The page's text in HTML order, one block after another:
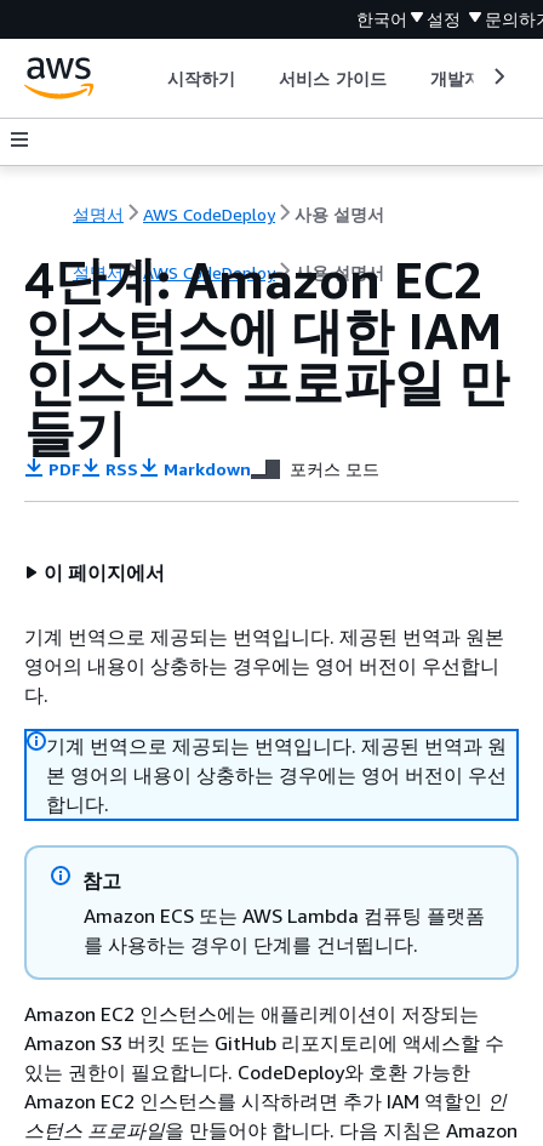
한국어 설정 문의하
시작하기 서비스 가이드 개발자 도구
설명서 AWS CodeDeploy 사용 설명서
설명서 AWS CodeDeploy 사용 설명서
4단계: Amazon EC2
인스턴스에 대한 IAM
인스턴스 프로파일 만
들기
PDF RSS Markdown 포커스 모드
이 페이지에서
기계 번역으로 제공되는 번역입니다. 제공된 번역과 원본
영어의 내용이 상충하는 경우에는 영어 버전이 우선합니
다.
기계 번역으로 제공되는 번역입니다. 제공된 번역과 원
본 영어의 내용이 상충하는 경우에는 영어 버전이 우선
합니다.
참고
Amazon ECS 또는 AWS Lambda 컴퓨팅 플랫폼
를 사용하는 경우이 단계를 건너뜁니다.
Amazon EC2 인스턴스에는 애플리케이션이 저장되는
Amazon S3 버킷 또는 GitHub 리포지토리에 액세스할 수
있는 권한이 필요합니다. CodeDeploy와 호환 가능한
Amazon EC2 인스턴스를 시작하려면 추가 IAM 역할인 인
스턴스 프로파일을 만들어야 합니다. 다음 지침은 Amazon